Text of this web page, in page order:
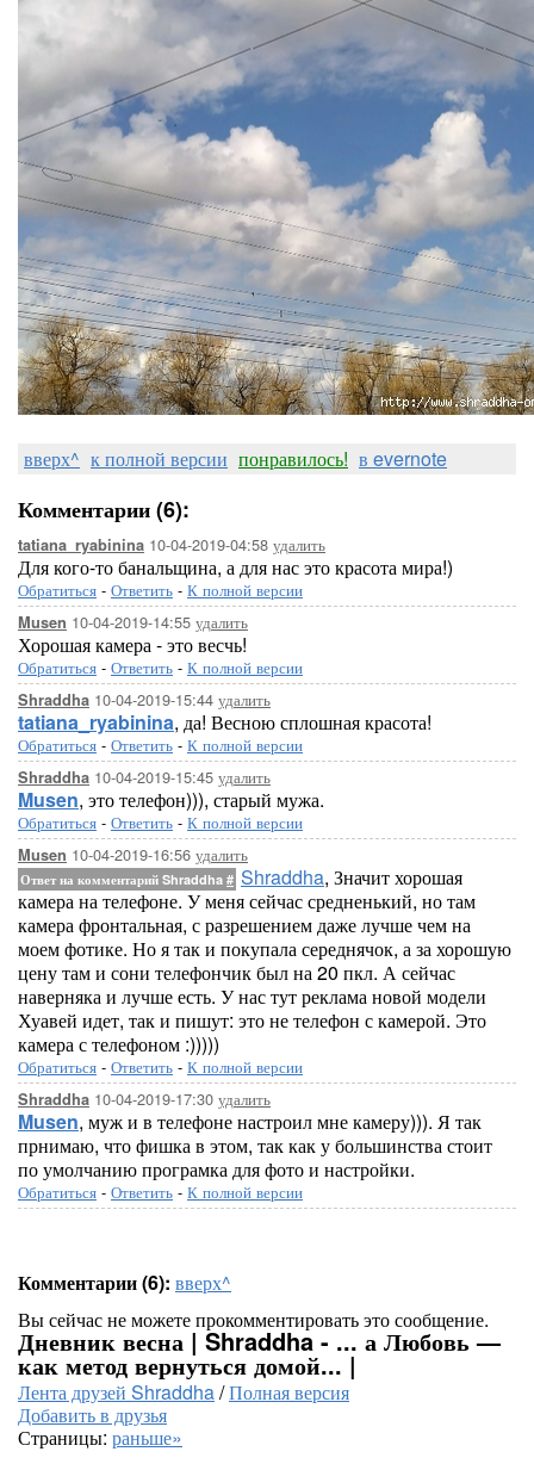
вверх^ к полной версии понравилось! в evernote
Комментарии (6):
tatiana_ryabinina 10-04-2019-04:58 удалить
Для кого-то банальщина, а для нас это красота мира!)
Обратиться - Ответить - К полной версии
Musen 10-04-2019-14:55 удалить
Хорошая камера - это весчь!
Обратиться - Ответить - К полной версии
Shraddha 10-04-2019-15:44 удалить
tatiana_ryabinina, да! Весною сплошная красота!
Обратиться - Ответить - К полной версии
Shraddha 10-04-2019-15:45 удалить
Musen, это телефон))), старый мужа.
Обратиться - Ответить - К полной версии
Musen 10-04-2019-16:56 удалить
Ответ на комментарий Shraddha # Shraddha, Значит хорошая
камера на телефоне. У меня сейчас средненький, но там
камера фронтальная, с разрешением даже лучше чем на
моем фотике. Но я так и покупала середнячок, а за хорошую
цену там и сони телефончик был на 20 пкл. А сейчас
наверняка и лучше есть. У нас тут реклама новой модели
Хуавей идет, так и пишут: это не телефон с камерой. Это
камера с телефоном :)))))
Обратиться - Ответить - К полной версии
Shraddha 10-04-2019-17:30 удалить
Musen, муж и в телефоне настроил мне камеру))). Я так
прнимаю, что фишка в этом, так как у большинства стоит
по умолчанию програмка для фото и настройки.
Обратиться - Ответить - К полной версии
Комментарии (6): вверх^
Вы сейчас не можете прокомментировать это сообщение.
Дневник весна | Shraddha - ... а Любовь —
как метод вернуться домой... |
Лента друзей Shraddha/Полная версия
Добавить в друзья
Страницы: раньше»